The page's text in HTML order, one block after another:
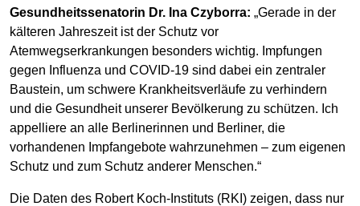
Gesundheitssenatorin Dr. Ina Czyborra: „Gerade in der
kälteren Jahreszeit ist der Schutz vor
Atemwegserkrankungen besonders wichtig. Impfungen
gegen Influenza und COVID-19 sind dabei ein zentraler
Baustein, um schwere Krankheitsverläufe zu verhindern
und die Gesundheit unserer Bevölkerung zu schützen. Ich
appelliere an alle Berlinerinnen und Berliner, die
vorhandenen Impfangebote wahrzunehmen – zum eigenen
Schutz und zum Schutz anderer Menschen.“
Die Daten des Robert Koch-Instituts (RKI) zeigen, dass nur